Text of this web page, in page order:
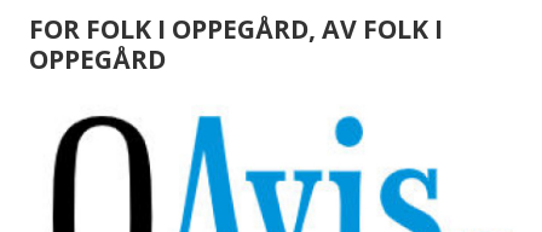
FOR FOLK I OPPEGÅRD, AV FOLK I
OPPEGÅRD